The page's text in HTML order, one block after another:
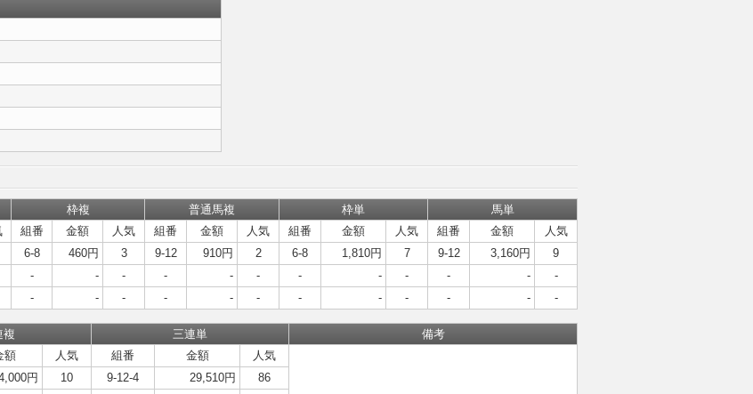
枠複 普通馬複 枠単
馬単
組番 金額 人気 組番 金額 人気 組番 金額 人気 組番 金額
人気
6-8 460円 3 9-12 910円 2 6-8 1,810円 7 9-12 3,160円
9
- - - - - - - - - - -
-
- - - - - - - - - - - -
複 三連単
備考
額 人気 組番 金額
人気
円 10 9-12-4 29,510円
86